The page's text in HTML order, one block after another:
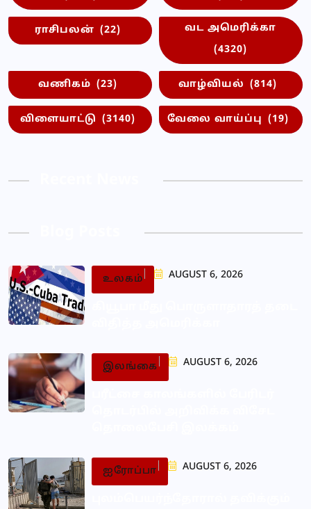
ராசிபலன் (22)
வட அமெரிக்கா
(4320)
வணிகம் (23) வாழ்வியல் (814)
விளையாட்டு (3140) வேலை வாய்ப்பு (19)
உலகம் AUGUST 6, 2026
இலங்கை AUGUST 6, 2026
ஐரோப்பா AUGUST 6, 2026